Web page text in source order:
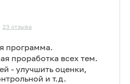
23 отзыва
программа.
проработка всех тем.
- улучшить оценки,
и т.д.